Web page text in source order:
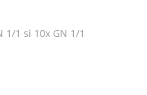
1 si 10x GN 1/1